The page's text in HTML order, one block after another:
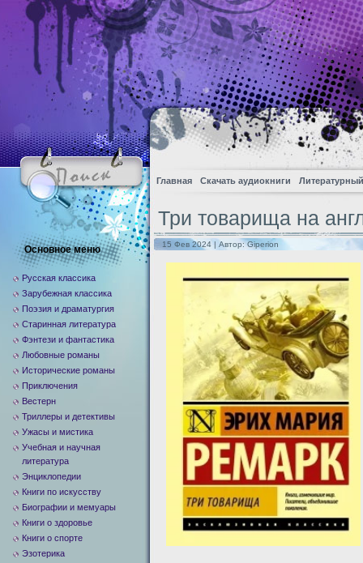
Главная Скачать аудиокниги
Три товарища на
15 Фев 2024 | Автор:Giperion
Основное меню
Русская классика
Зарубежная классика
Поэзия и драматургия
Старинная литература
Фэнтези и фантастика
Любовные романы
Исторические романы
Приключения
Вестерн
Триллеры и детективы
Ужасы и мистика
Учебная и научная
литература
Энциклопедии
Книги по искусству
Биографии и мемуары
Книги о здоровье
Книги о спорте
Эзотерика